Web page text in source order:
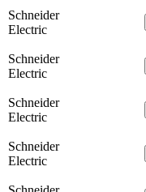
Schneider
Electric
Schneider
Electric
Schneider
Electric
Schneider
Electric